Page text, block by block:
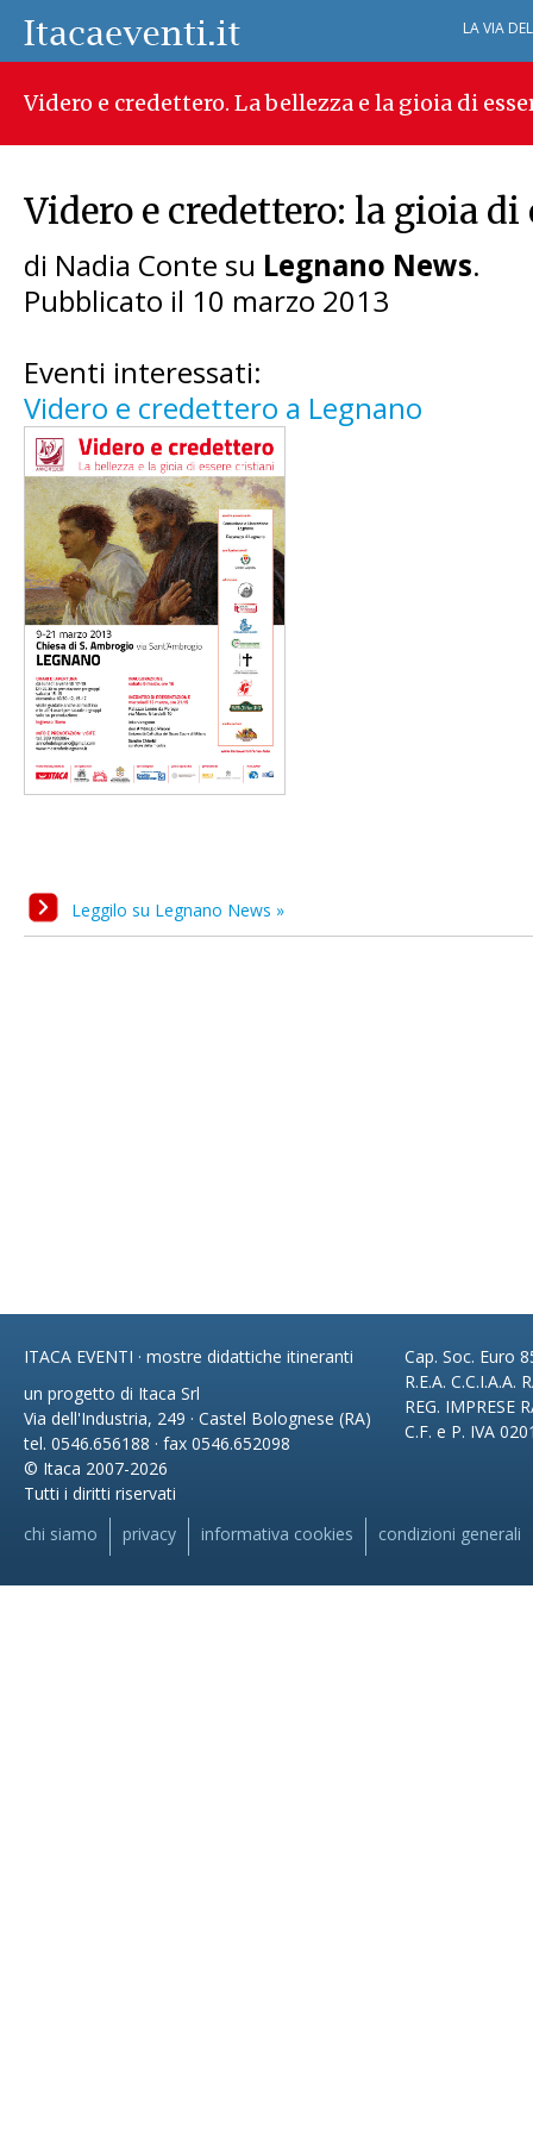
LA VIA
Videro e credettero. La bellezza e la gioia di
Videro e credettero: la gioia
di Nadia Conte su Legnano News.
Pubblicato il 10 marzo 2013
Eventi interessati:
Videro e credettero a Legnano
Leggilo su Legnano News »
ITACA EVENTI · mostre didattiche itineranti
un progetto di Itaca Srl
Via dell'Industria, 249 · Castel Bolognese (RA)
tel. 0546.656188 · fax 0546.652098
© Itaca 2007-2026
Tutti i diritti riservati
Cap. Soc. Euro
R.E.A. C.C.I.A.A.
REG. IMPRESE
C.F. e P. IVA
chi siamo privacy informativa cookies condizioni generali